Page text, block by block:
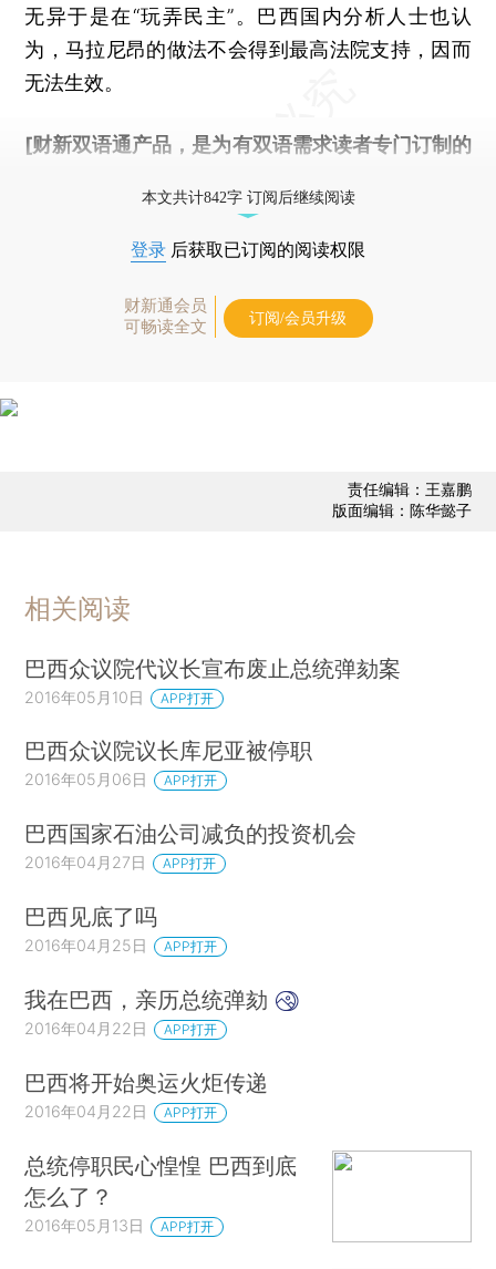
无异于是在“玩弄民主”。巴西国内分析人士也认
为，马拉尼昂的做法不会得到最高法院支持，因而
无法生效。
[财新双语通产品，是为有双语需求读者专门订制的
本文共计842字 订阅后继续阅读
登录 后获取已订阅的阅读权限
财新通会员
可畅读全文
订阅/会员升级
责任编辑：王嘉鹏
版面编辑：陈华懿子
相关阅读
巴西众议院代议长宣布废止总统弹劾案
2016年05月10日 APP打开
巴西众议院议长库尼亚被停职
2016年05月06日 APP打开
巴西国家石油公司减负的投资机会
2016年04月27日 APP打开
巴西见底了吗
2016年04月25日 APP打开
我在巴西，亲历总统弹劾
2016年04月22日 APP打开
巴西将开始奥运火炬传递
2016年04月22日 APP打开
总统停职民心惶惶 巴西到底
怎么了？
2016年05月13日 APP打开